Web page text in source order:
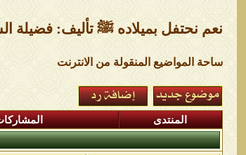
نعم نحتفل بميلاده ﷺ تأليف: فضيلة
ساحة المواضيع المنقولة من الانترنت
المنتدى